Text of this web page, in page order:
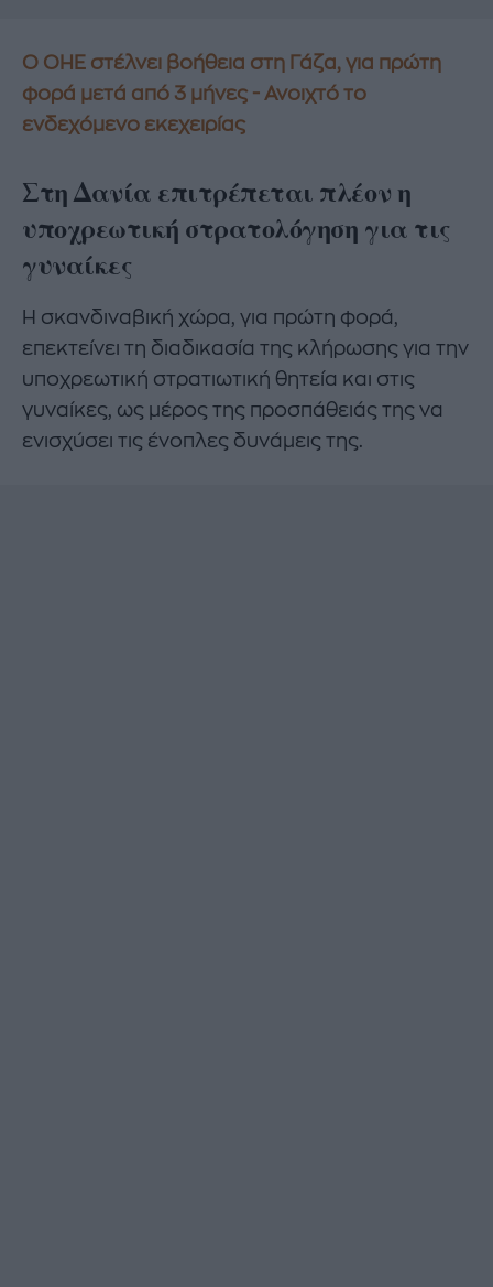
Ο ΟΗΕ στέλνει βοήθεια στη Γάζα, για πρώτη
φορά μετά από 3 μήνες - Ανοιχτό το
ενδεχόμενο εκεχειρίας
Στη Δανία επιτρέπεται πλέον η
υποχρεωτική στρατολόγηση για τις
γυναίκες
Η σκανδιναβική χώρα, για πρώτη φορά,
επεκτείνει τη διαδικασία της κλήρωσης για την
υποχρεωτική στρατιωτική θητεία και στις
γυναίκες, ως μέρος της προσπάθειάς της να
ενισχύσει τις ένοπλες δυνάμεις της.